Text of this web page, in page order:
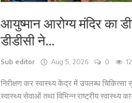
आयुष्मान आरोग्य मंदिर का
डीडीसी ने...
Sub editor Aug 5, 2026 0
निरीक्षण कर स्वास्थ्य केंद्र में उपलब्ध चिकित्सा
स्वास्थ्य सेवाओं तथा विभिन्न राष्ट्रीय स्वास्थ्य